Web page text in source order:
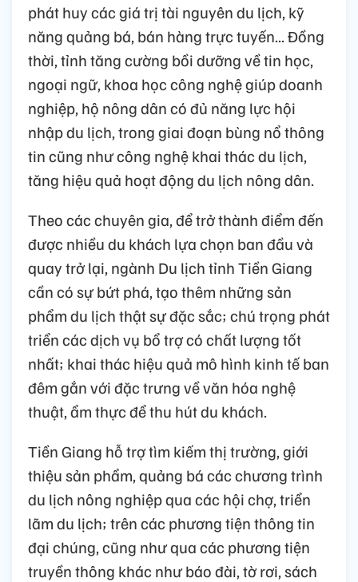
phát huy các giá trị tài nguyên du lịch, kỹ
năng quảng bá, bán hàng trực tuyến... Đồng
thời, tỉnh tăng cường bồi dưỡng về tin học,
ngoại ngữ, khoa học công nghệ giúp doanh
nghiệp, hộ nông dân có đủ năng lực hội
nhập du lịch, trong giai đoạn bùng nổ thông
tin cũng như công nghệ khai thác du lịch,
tăng hiệu quả hoạt động du lịch nông dân.
Theo các chuyên gia, để trở thành điểm đến
được nhiều du khách lựa chọn ban đầu và
quay trở lại, ngành Du lịch tỉnh Tiền Giang
cần có sự bứt phá, tạo thêm những sản
phẩm du lịch thật sự đặc sắc; chú trọng phát
triển các dịch vụ bổ trợ có chất lượng tốt
nhất; khai thác hiệu quả mô hình kinh tế ban
đêm gắn với đặc trưng về văn hóa nghệ
thuật, ẩm thực để thu hút du khách.
Tiền Giang hỗ trợ tìm kiếm thị trường, giới
thiệu sản phẩm, quảng bá các chương trình
du lịch nông nghiệp qua các hội chợ, triển
lãm du lịch; trên các phương tiện thông tin
đại chúng, cũng như qua các phương tiện
truyền thông khác như báo đài, tờ rơi, sách